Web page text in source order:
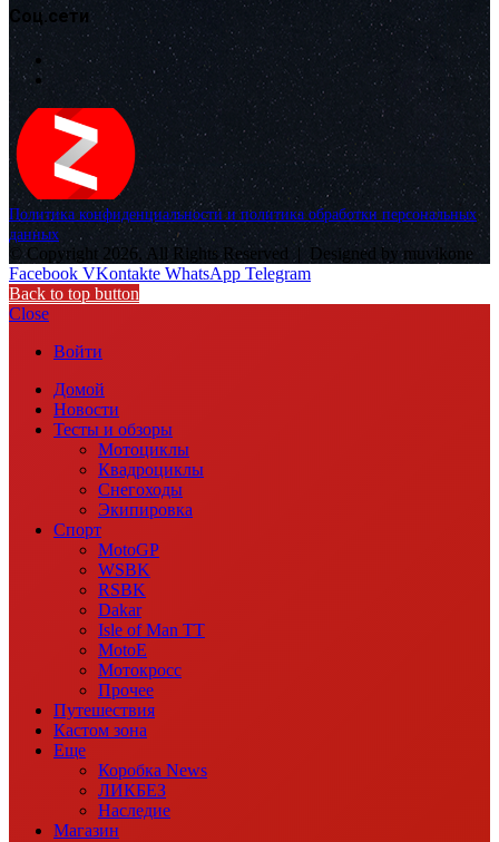
Соц.сети
Политика конфиденциальности и политика обработки персональных
данных
© Copyright 2026, All Rights Reserved | Designed by muvikone
Facebook VKontakte WhatsApp Telegram
Back to top button
Close
Войти
Домой
Новости
Тесты и обзоры
Мотоциклы
Квадроциклы
Снегоходы
Экипировка
Спорт
MotoGP
WSBK
RSBK
Dakar
Isle of Man TT
MotoE
Мотокросс
Прочее
Путешествия
Кастом зона
Еще
Коробка News
ЛИКБЕЗ
Наследие
Магазин